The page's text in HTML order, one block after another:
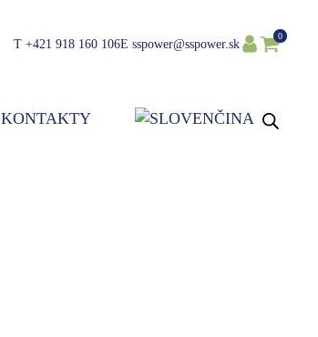
T +421 918 160 106E sspower@sspower.sk
0
KONTAKTY